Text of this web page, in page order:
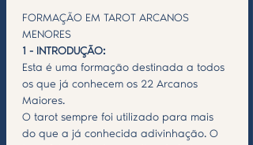
FORMAÇÃO EM TAROT ARCANOS
MENORES
1 - INTRODUÇÃO:
Esta é uma formação destinada a todos
os que já conhecem os 22 Arcanos
Maiores.
O tarot sempre foi utilizado para mais
do que a já conhecida adivinhação. O